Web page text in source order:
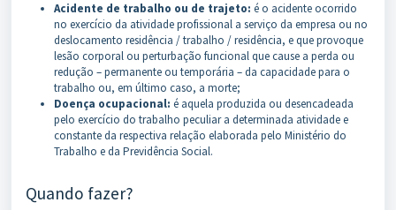
Acidente de trabalho ou de trajeto: é o acidente ocorrido
no exercício da atividade profissional a serviço da empresa ou no
deslocamento residência / trabalho / residência, e que provoque
lesão corporal ou perturbação funcional que cause a perda ou
redução – permanente ou temporária – da capacidade para o
trabalho ou, em último caso, a morte;
Doença ocupacional: é aquela produzida ou desencadeada
pelo exercício do trabalho peculiar a determinada atividade e
constante da respectiva relação elaborada pelo Ministério do
Trabalho e da Previdência Social.
Quando fazer?